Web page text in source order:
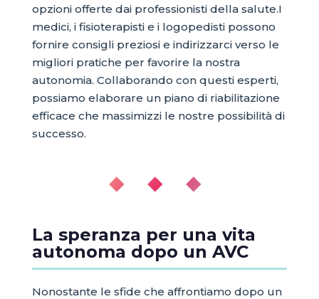
opzioni offerte dai professionisti della salute.I
medici, i fisioterapisti e i logopedisti possono
fornire consigli preziosi e indirizzarci verso le
migliori pratiche per favorire la nostra
autonomia. Collaborando con questi esperti,
possiamo elaborare un piano di riabilitazione
efficace che massimizzi le nostre possibilità di
successo.
◆ ◆ ◆
La speranza per una vita
autonoma dopo un AVC
Nonostante le sfide che affrontiamo dopo un